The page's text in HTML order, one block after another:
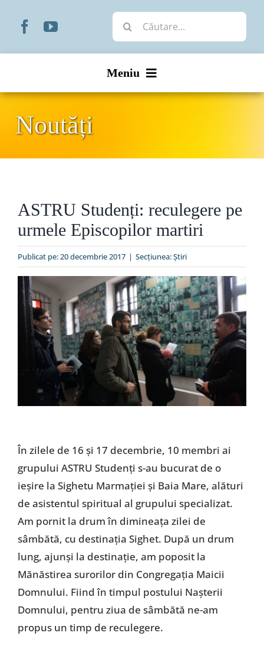
Cautare...
Meniu
Organizare
Liturgic
Special
Noutăți
ASTRU Studenți: reculegere pe
urmele Episcopilor martiri
Publicat pe: 20 decembrie 2017 | Secțiunea:Ştiri
În zilele de 16 și 17 decembrie, 10 membri ai
grupului ASTRU Studenți s-au bucurat de o
ieșire la Sighetu Marmației și Baia Mare, alături
de asistentul spiritual al grupului specializat.
Am pornit la drum în dimineața zilei de
sâmbătă, cu destinația Sighet. După un drum
lung, ajunși la destinație, am poposit la
Mănăstirea surorilor din Congregația Maicii
Domnului. Fiind în timpul postului Nașterii
Domnului, pentru ziua de sâmbătă ne-am
propus un timp de reculegere.